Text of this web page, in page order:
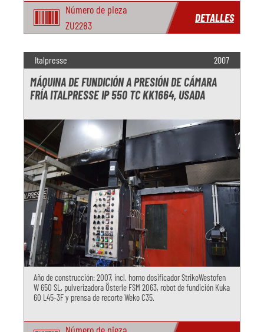
Número de pieza
ZU2283
DETALLES
Italpresse 2007
MÁQUINA DE FUNDICIÓN A PRESIÓN DE CÁMARA
FRÍA ITALPRESSE IP 550 TC KK1664, USADA
Año de construcción: 2007, incl. horno dosificador StrikoWestofen
W 650 SL, pulverizadora Österle FSM 2063, robot de fundición Kuka
60 L45-3F y prensa de recorte Weko C35.